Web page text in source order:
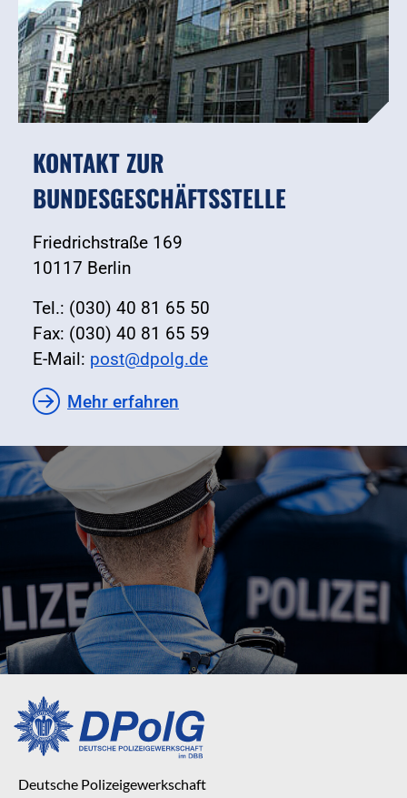
KONTAKT ZUR
BUNDESGESCHÄFTSSTELLE
Friedrichstraße 169
10117 Berlin
Tel.: (030) 40 81 65 50
Fax: (030) 40 81 65 59
E-Mail: post@dpolg.de
Mehr erfahren
Deutsche Polizeigewerkschaft